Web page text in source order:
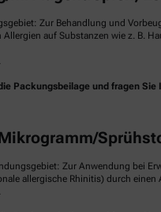
Zur Behandlung und
auf Substanzen wie z. B.
Packungsbeilage und fragen
Mikrogramm/
Zur Anwendung bei
allergische Rhinitis) durch einen